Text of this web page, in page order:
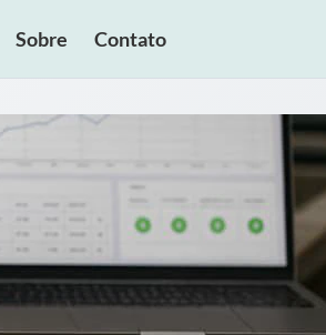
Sobre Contato